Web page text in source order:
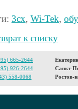
3cx, Wi-Tek,
к списку
665-2644
926-2644
558-0068
Санкт-
Ростов-